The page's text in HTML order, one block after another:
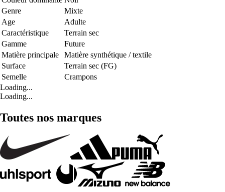
Genre
Mixte
Age
Adulte
Caractéristique
Terrain sec
Gamme
Future
Matière principale
Matière synthétique / textile
Surface
Terrain sec (FG)
Semelle
Crampons
Loading...
Loading...
Toutes nos marques